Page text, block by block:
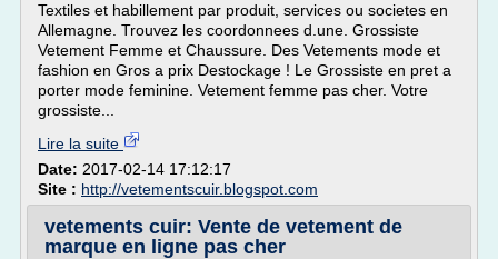
Textiles et habillement par produit, services ou societes en
Allemagne. Trouvez les coordonnees d.une. Grossiste
Vetement Femme et Chaussure. Des Vetements mode et
fashion en Gros a prix Destockage ! Le Grossiste en pret a
porter mode feminine. Vetement femme pas cher. Votre
grossiste...
Lire la suite
Date: 2017-02-14 17:12:17
Site : http://vetementscuir.blogspot.com
vetements cuir: Vente de vetement de
marque en ligne pas cher